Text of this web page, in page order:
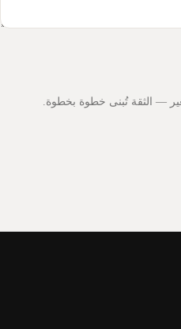
— الثقة تُبنى خطوة بخطوة.